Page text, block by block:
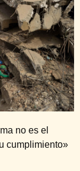
no es el
cumplimiento»